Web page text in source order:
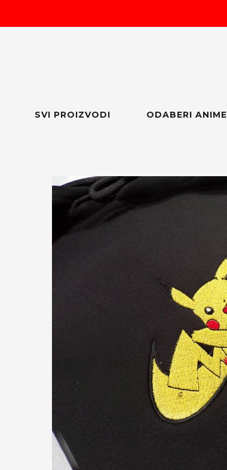
SVI PROIZVODI ODABERI ANIME